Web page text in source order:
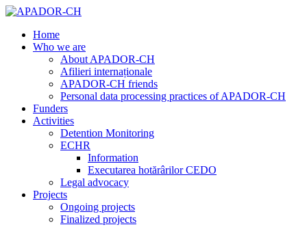
Home
Who we are
About APADOR-CH
Afilieri internaționale
APADOR-CH friends
Personal data processing practices of APADOR-CH
Funders
Activities
Detention Monitoring
ECHR
Information
Executarea hotărârilor CEDO
Legal advocacy
Projects
Ongoing projects
Finalized projects